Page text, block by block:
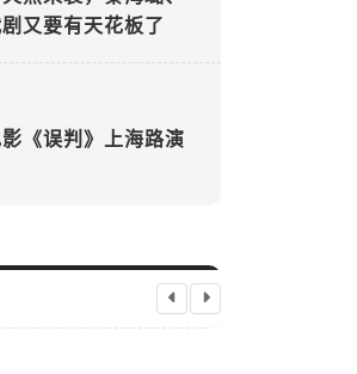
又要有天花板了
《误判》上海路演